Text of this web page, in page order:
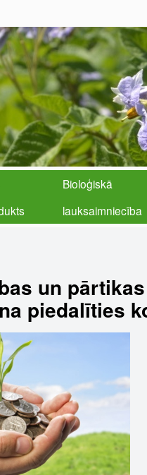
Bioloģiskā
lauksaimniecība
un
piedalīties